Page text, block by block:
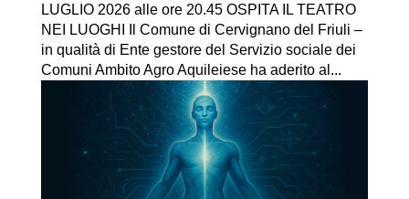
LUGLIO 2026 alle ore 20.45 OSPITA IL TEATRO
NEI LUOGHI Il Comune di Cervignano del Friuli –
in qualità di Ente gestore del Servizio sociale dei
Comuni Ambito Agro Aquileiese ha aderito al...